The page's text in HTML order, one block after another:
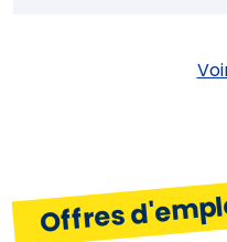
Orientation résultats
Offres